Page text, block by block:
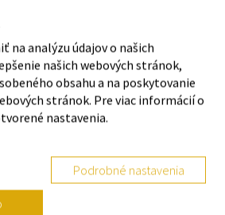
na analýzu údajov o našich
našich webových stránok,
obsahu a na poskytovanie
stránok. Pre viac informácií o
nastavenia.
Podrobné nastavenia